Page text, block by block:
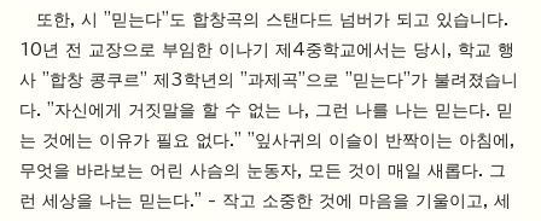
또한, 시 "믿는다"도 합창곡의 스탠다드 넘버가 되고 있습니다.
10년 전 교장으로 부임한 이나기 제4중학교에서는 당시, 학교 행
사 "합창 콩쿠르" 제3학년의 "과제곡"으로 "믿는다"가 불려졌습니
다. "자신에게 거짓말을 할 수 없는 나, 그런 나를 나는 믿는다. 믿
는 것에는 이유가 필요 없다." "잎사귀의 이슬이 반짝이는 아침에,
무엇을 바라보는 어린 사슴의 눈동자, 모든 것이 매일 새롭다. 그
런 세상을 나는 믿는다." - 작고 소중한 것에 마음을 기울이고, 세